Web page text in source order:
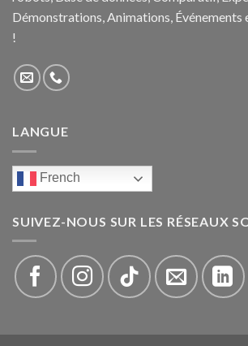
Démonstrations, Animations, Événements
!
LANGUE
French
SUIVEZ-NOUS SUR LES RÉSEAUX